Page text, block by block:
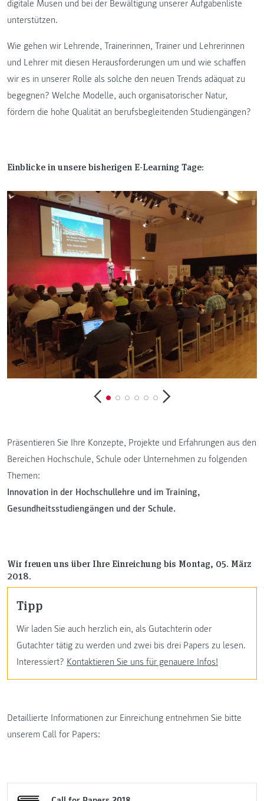
digitale Musen und bei der Bewältigung unserer Aufgabenliste
unterstützen.
Wie gehen wir Lehrende, Trainerinnen, Trainer und Lehrerinnen
und Lehrer mit diesen Herausforderungen um und wie schaffen
wir es in unserer Rolle als solche den neuen Trends adäquat zu
begegnen? Welche Modelle, auch organisatorischer Natur,
fördern die hohe Qualität an berufsbegleitenden Studiengängen?
Einblicke in unsere bisherigen E-Learning Tage:
Präsentieren Sie Ihre Konzepte, Projekte und Erfahrungen aus den
Bereichen Hochschule, Schule oder Unternehmen zu folgenden
Themen:
Innovation in der Hochschullehre und im Training,
Gesundheitsstudiengängen und der Schule.
Wir freuen uns über Ihre Einreichung bis Montag, 05. März
2018.
Tipp
Wir laden Sie auch herzlich ein, als Gutachterin oder
Gutachter tätig zu werden und zwei bis drei Papers zu lesen.
Interessiert? Kontaktieren Sie uns für genauere Infos!
Detaillierte Informationen zur Einreichung entnehmen Sie bitte
unserem Call for Papers: